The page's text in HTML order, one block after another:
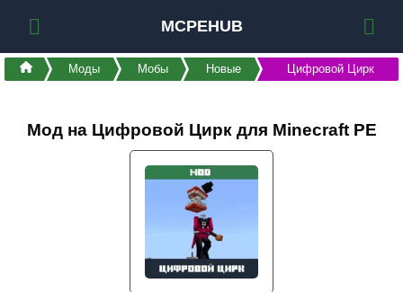
MCPEHUB
Моды Мобы Новые Цифровой Цирк
Мод на Цифровой Цирк для Minecraft PE